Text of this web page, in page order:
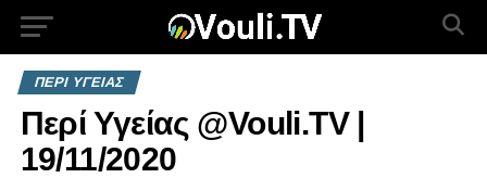
ΠΕΡΙ ΥΓΕΙΑΣ
Περί Υγείας @Vouli.TV |
19/11/2020